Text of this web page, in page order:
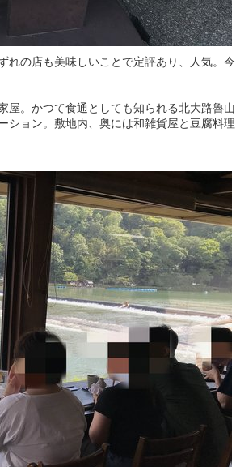
れの店も美味しいことで定評あり、人気。今
屋。かつて食通としても知られる北大路魯山
ション。敷地内、奥には和雑貨屋と豆腐料理